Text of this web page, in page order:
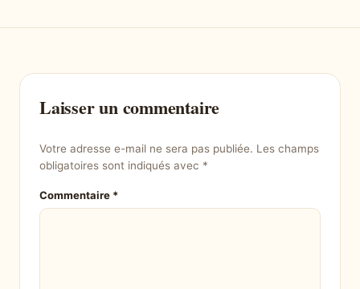
Laisser un commentaire
Votre adresse e-mail ne sera pas publiée. Les champs
obligatoires sont indiqués avec *
Commentaire *